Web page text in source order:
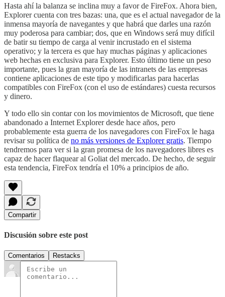
Hasta ahí la balanza se inclina muy a favor de FireFox. Ahora bien,
Explorer cuenta con tres bazas: una, que es el actual navegador de la
inmensa mayoría de navegantes y que habrá que darles una razón
muy poderosa para cambiar; dos, que en Windows será muy difícil
de batir su tiempo de carga al venir incrustado en el sistema
operativo; y la tercera es que hay muchas páginas y aplicaciones
web hechas en exclusiva para Explorer. Esto último tiene un peso
importante, pues la gran mayoría de las intranets de las empresas
contiene aplicaciones de este tipo y modificarlas para hacerlas
compatibles con FireFox (con el uso de estándares) cuesta recursos
y dinero.
Y todo ello sin contar con los movimientos de Microsoft, que tiene
abandonado a Internet Explorer desde hace años, pero
probablemente esta guerra de los navegadores con FireFox le haga
revisar su política de no más versiones de Explorer gratis. Tiempo
tendremos para ver si la gran promesa de los navegadores libres es
capaz de hacer flaquear al Goliat del mercado. De hecho, de seguir
esta tendencia, FireFox tendría el 10% a principios de año.
Compartir
Discusión sobre este post
Comentarios Restacks